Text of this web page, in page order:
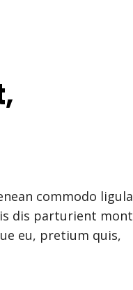
commodo ligula
dis parturient
eu, pretium quis,